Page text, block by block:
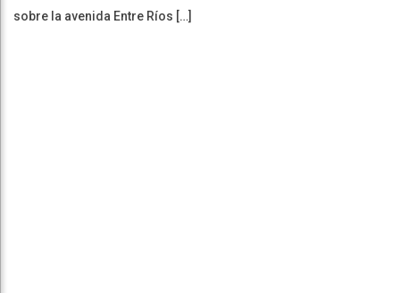
sobre la avenida Entre Ríos […]